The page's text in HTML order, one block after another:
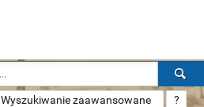
Wyszukiwanie zaawansowane ?